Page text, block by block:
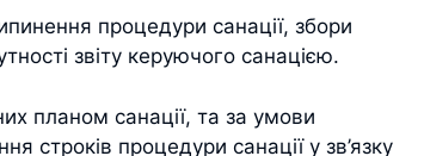
процедури санації, збори
звіту керуючого санацією.
планом санації, та за умови
строків процедури санації у зв’язку